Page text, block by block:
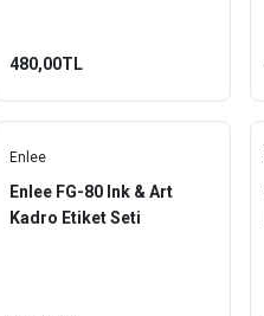
480,00TL
Enlee
Enlee FG-80 Ink & Art
Kadro Etiket Seti